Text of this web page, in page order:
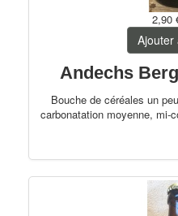
2,90
Ajouter
Andechs
Bouche de céréales un
carbonatation moyenne, mi-